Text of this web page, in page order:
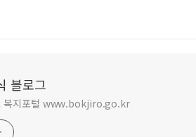
블로그
복지포털 www.bokjiro.go.kr